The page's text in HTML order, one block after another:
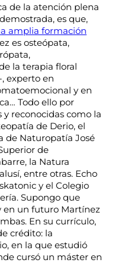
de la atención plena
es que,
amplia formación
es osteópata,
la terapia floral
experto en
y en
Todo ello por
reconocidas como la
de Derio, el
de Naturopatía José
de
la Natura
entre otras. Echo
y el Colegio
Supongo que
en un futuro Martínez
En su currículo,
crédito: la
en la que estudió
cursó un máster en